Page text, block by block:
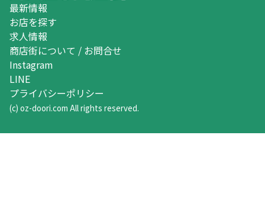
最新情報
お店を探す
求人情報
商店街について / お問合せ
Instagram
LINE
プライバシーポリシー
(c) oz-doori.com All rights reserved.